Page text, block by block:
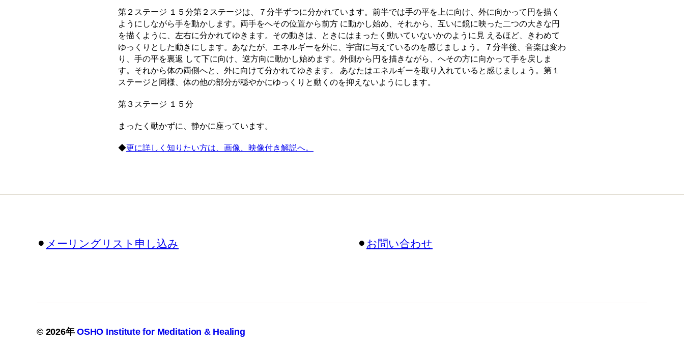
第２ステージ １５分第２ステージは、７分半ずつに分かれています。前半では手の平を上に向け、外に向かって円を描く
ようにしながら手を動かします。両手をへその位置から前方 に動かし始め、それから、互いに鏡に映った二つの大きな円
を描くように、左右に分かれてゆきます。その動きは、ときにはまったく動いていないかのように見 えるほど、きわめて
ゆっくりとした動きにします。あなたが、エネルギーを外に、宇宙に与えているのを感じましょう。７分半後、音楽は変わ
り、手の平を裏返 して下に向け、逆方向に動かし始めます。外側から円を描きながら、へその方に向かって手を戻しま
す。それから体の両側へと、外に向けて分かれてゆきます。 あなたはエネルギーを取り入れていると感じましょう。第１
ステージと同様、体の他の部分が穏やかにゆっくりと動くのを抑えないようにします。
第３ステージ １５分
まったく動かずに、静かに座っています。
◆更に詳しく知りたい方は、画像、映像付き解説へ。
⚫︎ メーリングリスト申し込み ⚫︎ お問い合わせ
© 2026年OSHO Institute for Meditation & Healing